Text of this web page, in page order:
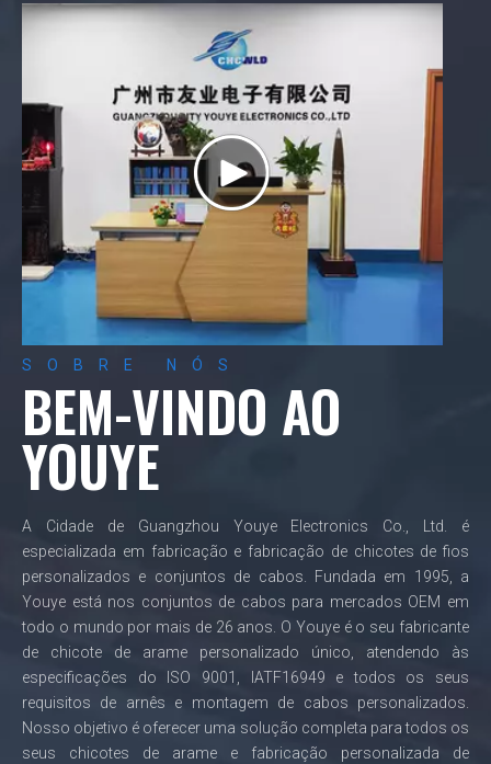
SOBRE NÓS
BEM-VINDO AO
YOUYE
A Cidade de Guangzhou Youye Electronics Co., Ltd. é
especializada em fabricação e fabricação de chicotes de fios
personalizados e conjuntos de cabos. Fundada em 1995, a
Youye está nos conjuntos de cabos para mercados OEM em
todo o mundo por mais de 26 anos. O Youye é o seu fabricante
de chicote de arame personalizado único, atendendo às
especificações do ISO 9001, IATF16949 e todos os seus
requisitos de arnês e montagem de cabos personalizados.
Nosso objetivo é oferecer uma solução completa para todos os
seus chicotes de arame e fabricação personalizada de